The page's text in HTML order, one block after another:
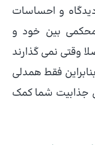
و احساسات
بین خود و
وقتی نمی گذارند
فقط همدلی
جذابیت شما کمک